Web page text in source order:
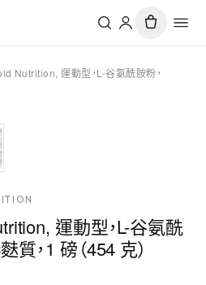
Nutrition, 運動型，L-谷氨酰胺粉，
運動型，L-谷氨酰
質，1 磅（454 克）